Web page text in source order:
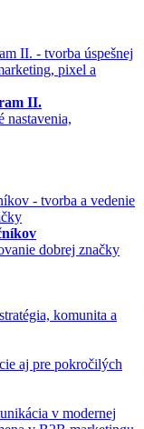
II.
nastavenia,
dobrej značky
aj pre pokročilých